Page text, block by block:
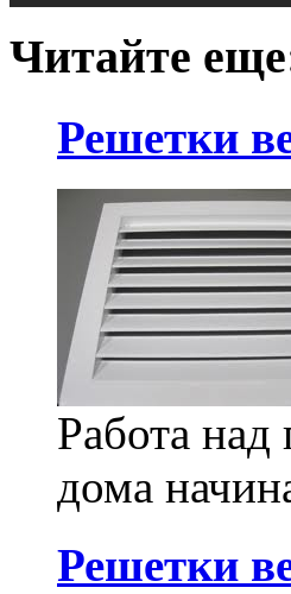
Читайте
Решетки
Работа над
дома
Решетки